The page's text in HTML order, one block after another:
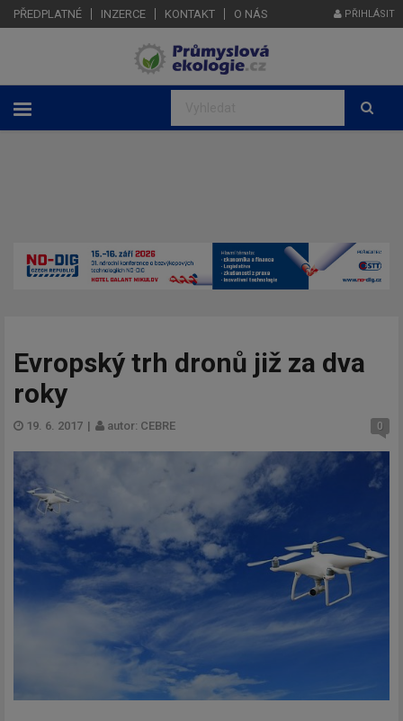
PŘEDPLATNÉ INZERCE KONTAKT O NÁS PŘIHLÁSIT
Evropský trh dronů již za dva
roky
19. 6. 2017 | autor: CEBRE 0